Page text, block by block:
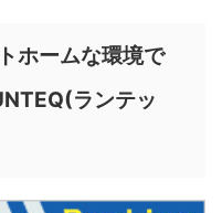
ホームな環境で
ランテッ